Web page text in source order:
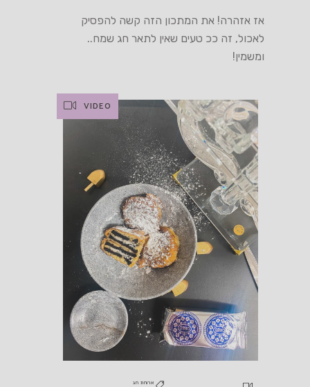
אז אזהרה! את המתכון הזה קשה להפסיק
לאכול, זה ככ טעים שאין לתאר חג שמח..
ומשמין!
VIDEO
ארוחת חג